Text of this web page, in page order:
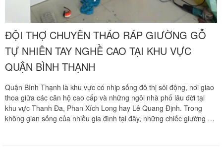
ĐỘI THỢ CHUYÊN THÁO RÁP GIƯỜNG GỖ
TỰ NHIÊN TAY NGHỀ CAO TẠI KHU VỰC
QUẬN BÌNH THẠNH
Quận Bình Thạnh là khu vực có nhịp sống đô thị sôi động, nơi giao
thoa giữa các căn hộ cao cấp và những ngôi nhà phố lâu đời tại
khu vực Thanh Đa, Phan Xích Long hay Lê Quang Định. Trong
không gian sống của nhiều gia đình tại đây, những chiếc giường gỗ